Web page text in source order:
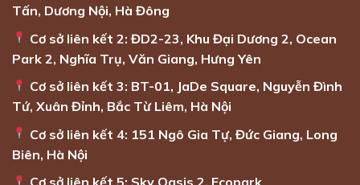
Tấn, Dương Nội, Hà Đông
Cơ sở liên kết 2: ĐD2-23, Khu Đại Dương 2, Ocean
Park 2, Nghĩa Trụ, Văn Giang, Hưng Yên
Cơ sở liên kết 3: BT-01, JaDe Square, Nguyễn Đình
Tứ, Xuân Đỉnh, Bắc Từ Liêm, Hà Nội
Cơ sở liên kết 4: 151 Ngô Gia Tự, Đức Giang, Long
Biên, Hà Nội